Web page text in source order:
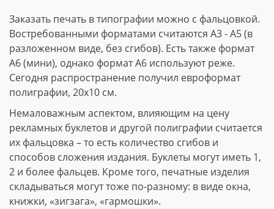
Заказать печать в типографии можно с фальцовкой.
Востребованными форматами считаются А3 - А5 (в
разложенном виде, без сгибов). Есть также формат
А6 (мини), однако формат А6 используют реже.
Сегодня распространение получил евроформат
полиграфии, 20х10 см.
Немаловажным аспектом, влияющим на цену
рекламных буклетов и другой полиграфии считается
их фальцовка – то есть количество сгибов и
способов сложения издания. Буклеты могут иметь 1,
2 и более фальцев. Кроме того, печатные изделия
складываться могут тоже по-разному: в виде окна,
книжки, «зигзага», «гармошки».